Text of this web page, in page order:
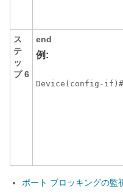
ス
テ
ッ
プ 6
end
例:
Device(config-
ポート ブロッキングの監